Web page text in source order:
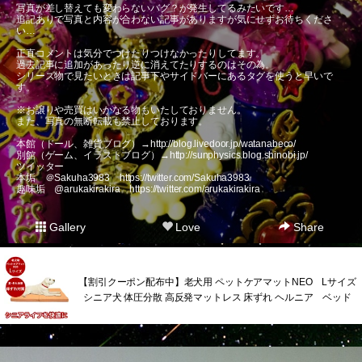
写真が差し替えても変わらないバグ？が発生してるみたいです…
追記ありで写真と内容が合わない記事がありますが気にせずお待ちくださ
い…
正直コメントは気分でつけたりつけなかったりしてます。
過去記事に追加があったり逆に消えてたりするのはその為。
シリーズ物で見たいときは記事下やサイドバーにあるタグを使うと早いで
す。
※お譲りや売買はいかなる物もいたしておりません。
また、写真の無断転載も禁止しております。
本館（ドール、雑貨ブログ）→ http://blog.livedoor.jp/watanabeco/
別館（ゲーム、イラストブログ）→ http://sunphysics.blog.shinobi.jp/
ツイッター
本垢 ＠Sakuha3983https://twitter.com/Sakuha3983
趣味垢 @arukakirakirahttps://twitter.com/arukakirakira
Gallery Love Share
【割引クーポン配布中】老犬用 ペットケアマットNEO Lサイズ
シニア犬 体圧分散 高反発マットレス 床ずれ ヘルニア ベッド